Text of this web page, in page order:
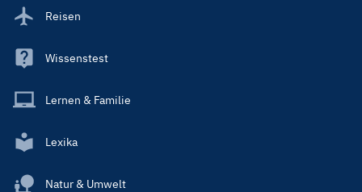
Reisen
Wissenstest
Lernen & Familie
Lexika
Natur & Umwelt